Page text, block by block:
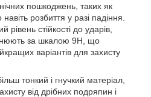
пошкоджень, таких як
розбиття у разі падіння.
стійкості до ударів,
за шкалою 9H, що
варіантів для захисту
тонкий і гнучкий матеріал,
від дрібних подряпин і